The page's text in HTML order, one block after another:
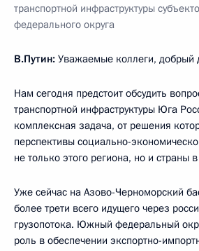
транспортной инфраструктуры
федерального округа
В.Путин: Уважаемые коллеги, добрый
Нам сегодня предстоит обсудить
транспортной инфраструктуры Юга
комплексная задача, от решения
перспективы социально-
не только этого региона, но и страны
Уже сейчас на Азово-Черноморский
более трети всего идущего через
грузопотока. Южный федеральный
роль в обеспечении экспортно-